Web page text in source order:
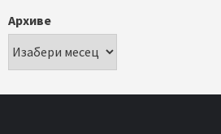
Архиве